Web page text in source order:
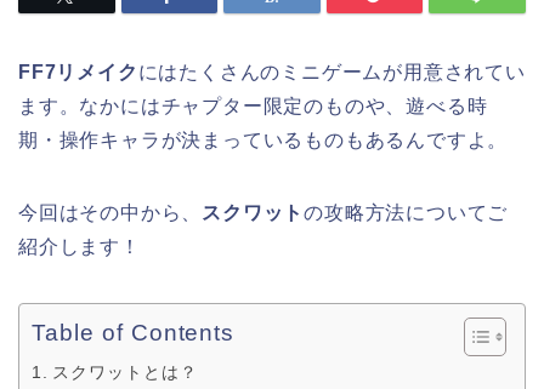
FF7リメイク にはたくさんのミニゲームが用意されてい
ます。なかにはチャプター限定のものや、遊べる時
期・操作キャラが決まっているものもあるんですよ。
今回はその中から、 スクワットの攻略方法についてご
紹介します！
Table of Contents
スクワットとは？